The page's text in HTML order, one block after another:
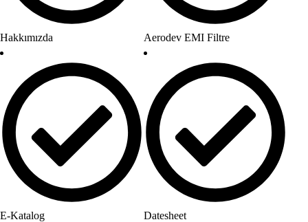
Hakkımızda Aerodev EMI Filtre
E-Katalog Datesheet